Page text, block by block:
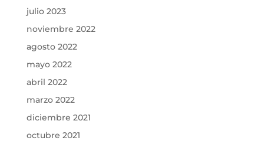
julio 2023
noviembre 2022
agosto 2022
mayo 2022
abril 2022
marzo 2022
diciembre 2021
octubre 2021